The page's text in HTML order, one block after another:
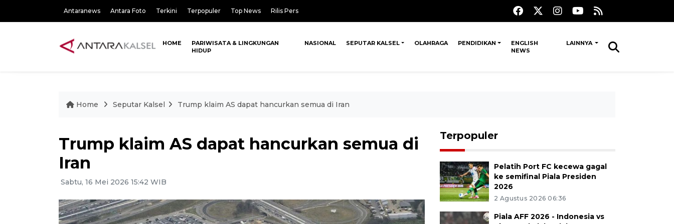
Antaranews Antara Foto Terkini Terpopuler Top News Rilis Pers
HOME
PARIWISATA & LINGKUNGAN
HIDUP
NASIONAL SEPUTAR KALSEL OLAHRAGA PENDIDIKAN
ENGLISH
NEWS
LAINNYA
Home Seputar Kalsel Trump klaim AS dapat hancurkan semua di Iran
Trump klaim AS dapat hancurkan semua di
Iran
Sabtu, 16 Mei 2026 15:42 WIB
Terpopuler
Pelatih Port FC kecewa gagal
ke semifinal Piala Presiden
2026
2 Agustus 2026 06:36
Piala AFF 2026 - Indonesia vs